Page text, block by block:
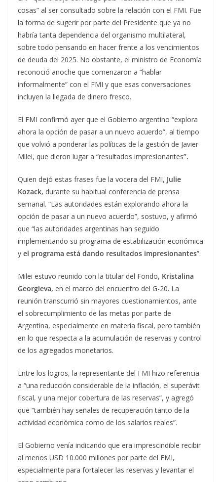
cosas” al ser consultado sobre la relación con el FMI. Fue
la forma de sugerir por parte del Presidente que ya no
habría tanta dependencia del organismo multilateral,
sobre todo pensando en hacer frente a los vencimientos
de deuda del 2025. No obstante, el ministro de Economía
reconoció anoche que comenzaron a “hablar
informalmente” con el FMI y que esas conversaciones
incluyen la llegada de dinero fresco.
El FMI confirmó ayer que el Gobierno argentino “explora
ahora la opción de pasar a un nuevo acuerdo”, al tiempo
que volvió a ponderar las políticas de la gestión de Javier
Milei, que dieron lugar a “resultados impresionantes”.
Quien dejó estas frases fue la vocera del FMI, Julie
Kozack, durante su habitual conferencia de prensa
semanal. “Las autoridades están explorando ahora la
opción de pasar a un nuevo acuerdo”, sostuvo, y afirmó
que “las autoridades argentinas han seguido
implementando su programa de estabilización económica
y el programa está dando resultados impresionantes”.
Milei estuvo reunido con la titular del Fondo, Kristalina
Georgieva, en el marco del encuentro del G-20. La
reunión transcurrió sin mayores cuestionamientos, ante
el sobrecumplimiento de las metas por parte de
Argentina, especialmente en materia fiscal, pero también
en lo que respecta a la acumulación de reservas y control
de los agregados monetarios.
Entre los logros, la representante del FMI hizo referencia
a “una reducción considerable de la inflación, el superávit
fiscal, y una mejor cobertura de las reservas”, y agregó
que “también hay señales de recuperación tanto de la
actividad económica como de los salarios reales”.
El Gobierno venía indicando que era imprescindible recibir
al menos USD 10.000 millones por parte del FMI,
especialmente para fortalecer las reservas y levantar el